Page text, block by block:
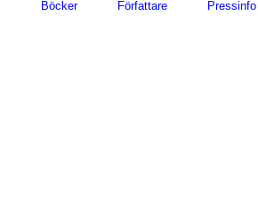
Böcker Författare Pressinfo